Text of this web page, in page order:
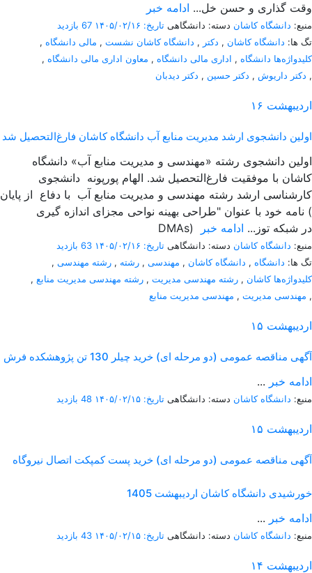
وقت گذاری و حسن خل... ادامه خبر
منبع: دانشگاه کاشان دسته: دانشگاهی تاریخ: ۱۴۰۵/۰۲/۱۶
67 بازدید
تگ ها: دانشگاه کاشان , دکتر , دانشگاه کاشان نشست , مالی دانشگاه ,
کلیدواژه‌ها دانشگاه , اداری مالی دانشگاه , معاون اداری مالی دانشگاه ,
دکتر داریوش , دکتر حسین , دکتر دیدبان ,
۱۶ اردیبهشت
اولین دانشجوی ارشد مدیریت منابع آب دانشگاه کاشان فارغ‌التحصیل شد
اولین دانشجوی رشته «مهندسی و مدیریت منابع آب» دانشگاه
کاشان با موفقیت فارغ‌التحصیل شد. الهام پورپونه دانشجوی
کارشناسی ارشد رشته‌ مهندسی و مدیریت منابع آب با دفاع از پایان
نامه خود با عنوان "طراحی بهینه نواحی مجزای اندازه گیری (
DMAs) در شبکه توز... ادامه خبر
منبع: دانشگاه کاشان دسته: دانشگاهی تاریخ: ۱۴۰۵/۰۲/۱۶
63 بازدید
تگ ها: دانشگاه , دانشگاه کاشان , مهندسی , رشته , رشته مهندسی ,
کلیدواژه‌ها کاشان , رشته مهندسی مدیریت , رشته مهندسی مدیریت منابع ,
مهندسی مدیریت , مهندسی مدیریت منابع ,
۱۵ اردیبهشت
آگهی مناقصه عمومی (دو مرحله ای) خرید چیلر 130 تن پژوهشکده فرش
... ادامه خبر
منبع: دانشگاه کاشان دسته: دانشگاهی تاریخ: ۱۴۰۵/۰۲/۱۵ 48 بازدید
۱۵ اردیبهشت
آگهی مناقصه عمومی (دو مرحله ای) خرید پست کمپکت اتصال نیروگاه
خورشیدی دانشگاه کاشان اردیبهشت 1405
... ادامه خبر
منبع: دانشگاه کاشان دسته: دانشگاهی تاریخ: ۱۴۰۵/۰۲/۱۵ 43 بازدید
۱۴ اردیبهشت